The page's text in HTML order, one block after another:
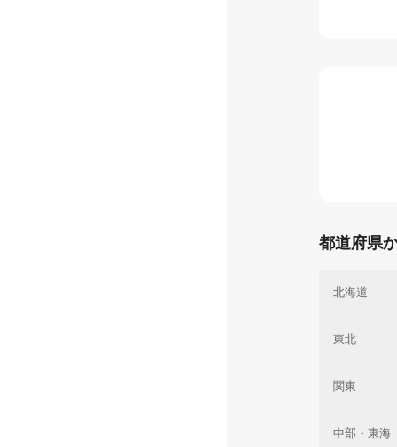
都道府県
北海道
東北
関東
中部・東海